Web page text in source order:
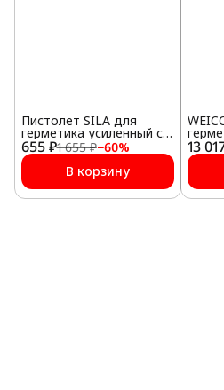
655 ₽1 655 ₽−60%
Пистолет SILA для
герметика усиленный с
регулятором подачи
В корзину
13